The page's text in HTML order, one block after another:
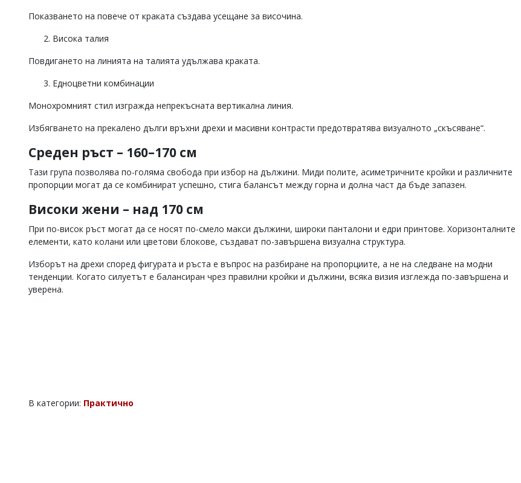
Показването на повече от краката създава усещане за височина.
Висока талия
Повдигането на линията на талията удължава краката.
Едноцветни комбинации
Монохромният стил изгражда непрекъсната вертикална линия.
Избягването на прекалено дълги връхни дрехи и масивни контрасти предотвратява визуалното „скъсяване“.
Среден ръст – 160–170 см
Тази група позволява по-голяма свобода при избор на дължини. Миди полите, асиметричните кройки и различните
пропорции могат да се комбинират успешно, стига балансът между горна и долна част да бъде запазен.
Високи жени – над 170 см
При по-висок ръст могат да се носят по-смело макси дължини, широки панталони и едри принтове. Хоризонталните
елементи, като колани или цветови блокове, създават по-завършена визуална структура.
Изборът на дрехи според фигурата и ръста е въпрос на разбиране на пропорциите, а не на следване на модни
тенденции. Когато силуетът е балансиран чрез правилни кройки и дължини, всяка визия изглежда по-завършена и
уверена.
В категории: Практично